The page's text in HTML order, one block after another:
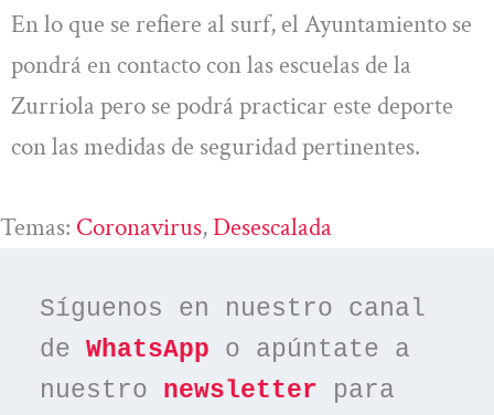
En lo que se refiere al surf, el Ayuntamiento se
pondrá en contacto con las escuelas de la
Zurriola pero se podrá practicar este deporte
con las medidas de seguridad pertinentes.
Temas: Coronavirus, Desescalada
Síguenos en nuestro canal
de WhatsApp o apúntate a
nuestro newsletter para